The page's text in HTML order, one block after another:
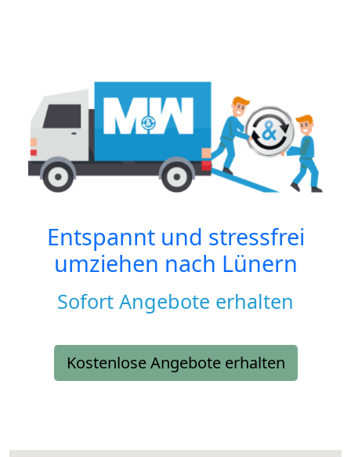
Entspannt und stressfrei
umziehen nach Lünern
Sofort Angebote erhalten
Kostenlose Angebote erhalten